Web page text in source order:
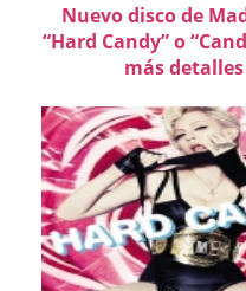
Nuevo disco de
“Hard Candy” o
más detalles